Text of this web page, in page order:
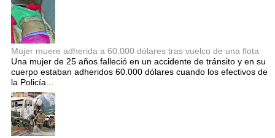
Mujer muere adherida a 60.000 dólares tras vuelco de una flota
Una mujer de 25 años falleció en un accidente de tránsito y en su
cuerpo estaban adheridos 60.000 dólares cuando los efectivos de
la Policía...